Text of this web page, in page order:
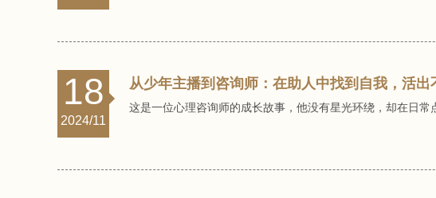
18
2024/11
从少年主播到咨询师：在助人中找到自我，活出
这是一位心理咨询师的成长故事，他没有星光环绕，却在日